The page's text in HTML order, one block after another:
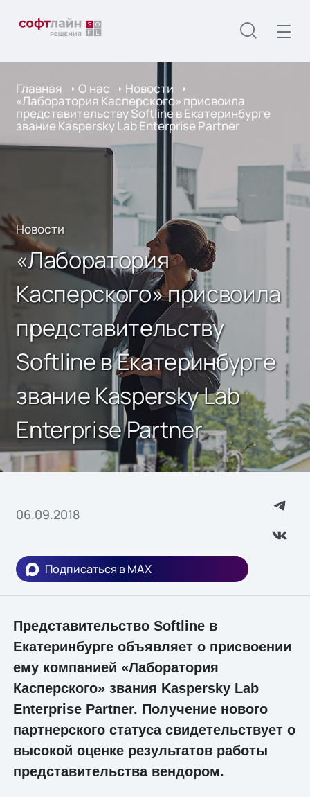
Главная О нас Новости
«Лаборатория Касперского» присвоила
представительству Softline в Екатеринбурге
звание Kaspersky Lab Enterprise Partner
Новости
«Лаборатория
Касперского» присвоила
представительству
Softline в Екатеринбурге
звание Kaspersky Lab
Enterprise Partner
06.09.2018
Подписаться в MAX
Представительство Softline в
Екатеринбурге объявляет о присвоении
ему компанией «Лаборатория
Касперского» звания Kaspersky Lab
Enterprise Partner. Получение нового
партнерского статуса свидетельствует о
высокой оценке результатов работы
представительства вендором.